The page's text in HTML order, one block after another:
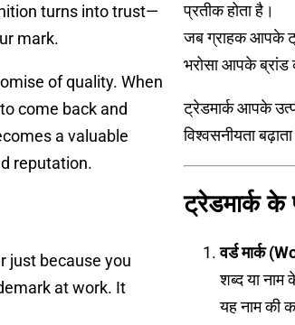
turns into trust—
mark.
of quality. When
come back and
a valuable
reputation.
just because you
at work. It
प्रतीक होता है।
जब ग्राहक आपके
भरोसा आपके ब्रांड
ट्रेडमार्क आपके
विश्वसनीयता
ट्रेडमार्क के
वर्ड मार्क
शब्द या
यह नाम की